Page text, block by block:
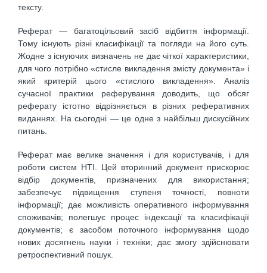
тексту.
Реферат — багатоцільовий засіб відбиття інформації.
Тому існують різні класифікації та погляди на його суть.
Жодне з існуючих визначень не дає чіткої характеристики,
для чого потрібно «стисле викладення змісту документа» і
який критерій цього «стислого викладення». Аналіз
сучасної практики реферування доводить, що обсяг
реферату істотно відрізняється в різних реферативних
виданнях. На сьогодні — це одне з найбільш дискусійних
питань.
Реферат має велике значення і для користувачів, і для
роботи систем НТІ. Цей вторинний документ прискорює
відбір документів, призначених для використання;
забезпечує підвищення ступеня точності, повноти
інформації; дає можливість оперативного інформування
споживачів; полегшує процес індексації та класифікації
документів; є засобом поточного інформування щодо
нових досягнень науки і техніки; дає змогу здійснювати
ретроспективний пошук.